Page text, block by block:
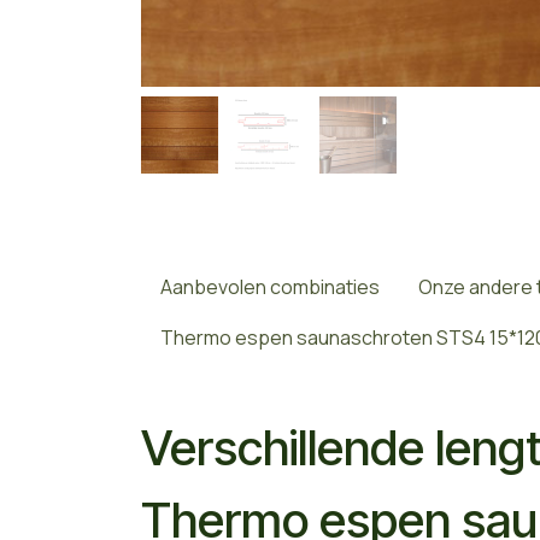
Aanbevolen combinaties
Onze
Thermo espen saunaschroten STS4
Verschillende
Thermo espen